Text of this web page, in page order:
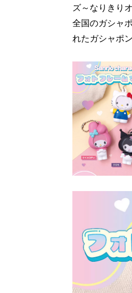
ズ～なりきり
全国のガシャ
れたガシャポ